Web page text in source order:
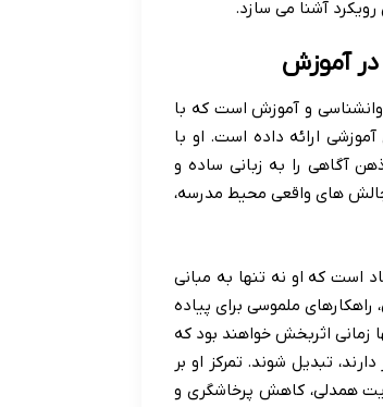
آشنا می سازد.
در آموزش
و آموزش است که با
ارائه داده است. او با
آگاهی را به زبانی ساده و
چالش های واقعی محیط مدرسه،
است که او نه تنها به مبانی
ملموسی برای پیاده
زمانی اثربخش خواهند بود که
تبدیل شوند. تمرکز او بر
همدلی، کاهش پرخاشگری و